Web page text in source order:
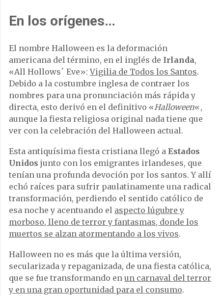
En los orígenes…
El nombre Halloween es la deformación
americana del término, en el inglés de Irlanda,
«All Hollows´ Eve»:Vigilia de Todos los Santos.
Debido a la costumbre inglesa de contraer los
nombres para una pronunciación más rápida y
directa, esto derivó en el definitivo «Halloween«,
aunque la fiesta religiosa original nada tiene que
ver con la celebración del Halloween actual.
Esta antiquísima fiesta cristiana llegó a Estados
Unidos junto con los emigrantes irlandeses, que
tenían una profunda devoción por los santos. Y allí
echó raíces para sufrir paulatinamente una radical
transformación, perdiendo el sentido católico de
esa noche y acentuando el aspecto lúgubre y
morboso, lleno de terror y fantasmas, donde los
muertos se alzan atormentando a los vivos.
Halloween no es más que la última versión,
secularizada y repaganizada, de una fiesta católica,
que se fue transformando en un carnaval del terror
y en una gran oportunidad para el consumo.